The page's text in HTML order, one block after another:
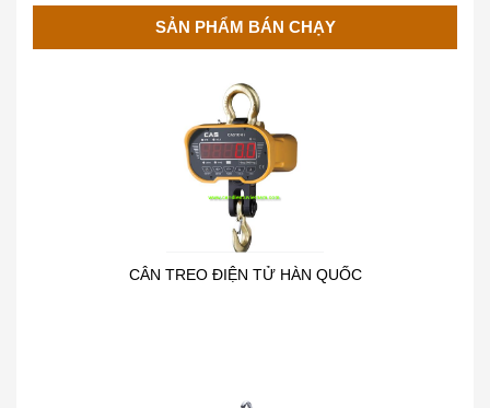
SẢN PHẨM BÁN CHẠY
CÂN TREO ĐIỆN TỬ HÀN QUỐC